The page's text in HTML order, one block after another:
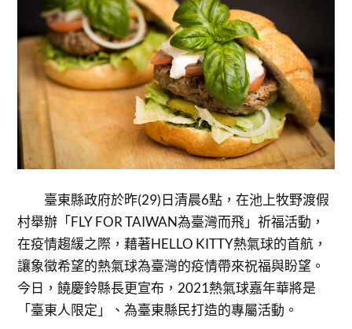
臺東縣政府於昨(29)日清晨6點，在池上牧野渡假
村舉辦「FLY FOR TAIWAN為臺灣而飛」祈福活動，
在疫情趨緩之際，藉著HELLO KITTY熱氣球的首航，
讓象徵希望的熱氣球為臺灣的疫情帶來祝福與盼望。
今日，饒慶鈴縣長更宣布，2021熱氣球嘉年華將是
「臺東人限定」、為臺東縣民打造的專屬活動。